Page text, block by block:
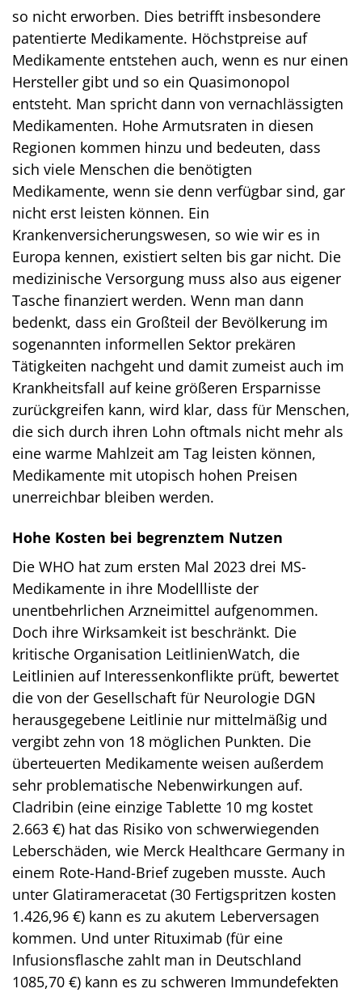
so nicht erworben. Dies betrifft insbesondere
patentierte Medikamente. Höchstpreise auf
Medikamente entstehen auch, wenn es nur einen
Hersteller gibt und so ein Quasimonopol
entsteht. Man spricht dann von vernachlässigten
Medikamenten. Hohe Armutsraten in diesen
Regionen kommen hinzu und bedeuten, dass
sich viele Menschen die benötigten
Medikamente, wenn sie denn verfügbar sind, gar
nicht erst leisten können. Ein
Krankenversicherungswesen, so wie wir es in
Europa kennen, existiert selten bis gar nicht. Die
medizinische Versorgung muss also aus eigener
Tasche finanziert werden. Wenn man dann
bedenkt, dass ein Großteil der Bevölkerung im
sogenannten informellen Sektor prekären
Tätigkeiten nachgeht und damit zumeist auch im
Krankheitsfall auf keine größeren Ersparnisse
zurückgreifen kann, wird klar, dass für Menschen,
die sich durch ihren Lohn oftmals nicht mehr als
eine warme Mahlzeit am Tag leisten können,
Medikamente mit utopisch hohen Preisen
unerreichbar bleiben werden.
Hohe Kosten bei begrenztem Nutzen
Die WHO hat zum ersten Mal 2023 drei MS-
Medikamente in ihre Modellliste der
unentbehrlichen Arzneimittel aufgenommen.
Doch ihre Wirksamkeit ist beschränkt. Die
kritische Organisation LeitlinienWatch, die
Leitlinien auf Interessenkonflikte prüft, bewertet
die von der Gesellschaft für Neurologie DGN
herausgegebene Leitlinie nur mittelmäßig und
vergibt zehn von 18 möglichen Punkten. Die
überteuerten Medikamente weisen außerdem
sehr problematische Nebenwirkungen auf.
Cladribin (eine einzige Tablette 10 mg kostet
2.663 €) hat das Risiko von schwerwiegenden
Leberschäden, wie Merck Healthcare Germany in
einem Rote-Hand-Brief zugeben musste. Auch
unter Glatirameracetat (30 Fertigspritzen kosten
1.426,96 €) kann es zu akutem Leberversagen
kommen. Und unter Rituximab (für eine
Infusionsflasche zahlt man in Deutschland
1085,70 €) kann es zu schweren Immundefekten